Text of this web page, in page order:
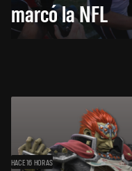
marcó la NFL
HACE 16 HORAS